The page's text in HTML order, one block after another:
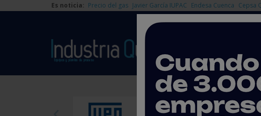
Es noticia: Precio del gas Javier García IUPAC Endesa Cuenca Cepsa